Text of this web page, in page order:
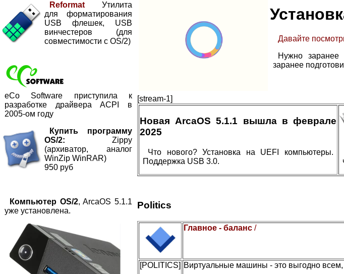
Reformat Утилита
для форматирования
USB флешек, USB
винчестеров (для
совместимости с OS/2)
eCo Software приступила к
разработке драйвера ACPI в
2005-ом году
Купить программу
OS/2: Zippy
(архиватор, аналог
WinZip WinRAR)
950 руб
Компьютер OS/2, ArcaOS 5.1.1
уже установлена.
Давайте
Нужно заранее
заранее
[stream-1]
Новая ArcaOS 5.1.1 вышла в феврале
2025
Что нового? Установка на UEFI компьютеры.
Поддержка USB 3.0.
Politics
Главное - баланс /
[POLITICS] Виртуальные машины - это выгодно всем,